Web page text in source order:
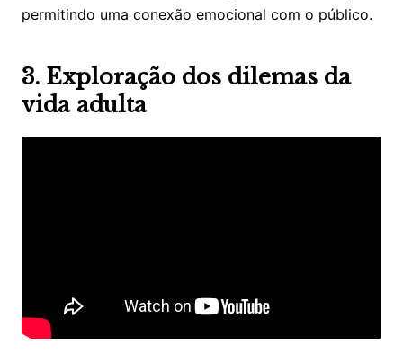
permitindo uma conexão emocional com o público.
3. Exploração dos dilemas da
vida adulta